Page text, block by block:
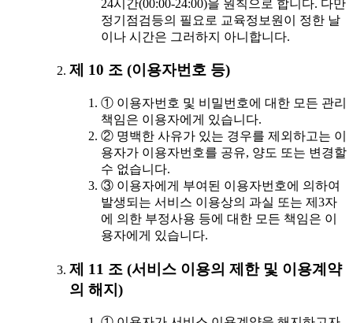
24시간(00:00-24:00)을 원칙으로 합니다. 다만
정기점검등의 필요로 교육정보원이 정한 날
이나 시간은 그러하지 아니합니다.
제 10 조 (이용자번호 등)
① 이용자번호 및 비밀번호에 대한 모든 관리
책임은 이용자에게 있습니다.
② 명백한 사유가 있는 경우를 제외하고는 이
용자가 이용자번호를 공유, 양도 또는 변경할
수 없습니다.
③ 이용자에게 부여된 이용자번호에 의하여
발생되는 서비스 이용상의 과실 또는 제3자
에 의한 부정사용 등에 대한 모든 책임은 이
용자에게 있습니다.
제 11 조 (서비스 이용의 제한 및 이용계약
의 해지)